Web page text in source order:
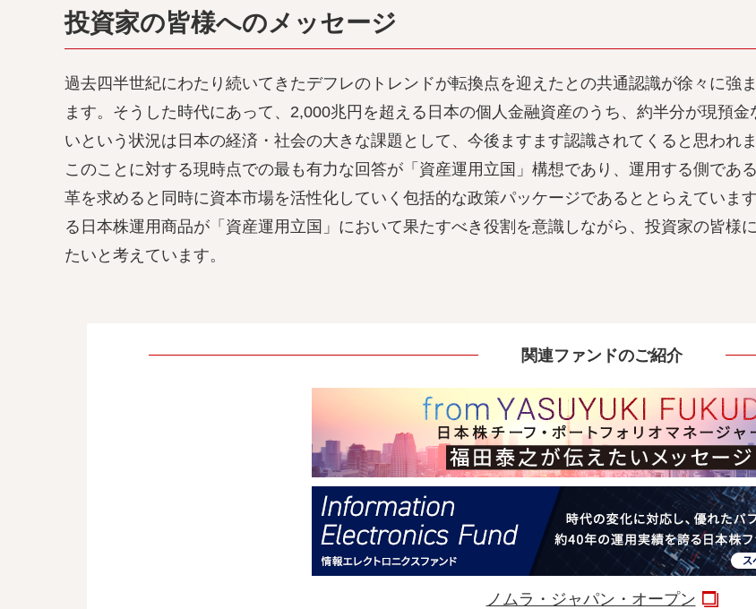
投資家の皆様へのメッセージ
過去四半世紀にわたり続いてきたデフレのトレンドが転換点を迎えたとの共通認識が徐々に強
ます。そうした時代にあって、2,000兆円を超える日本の個人金融資産のうち、約半分が現預
いという状況は日本の経済・社会の大きな課題として、今後ますます認識されてくると思われま
このことに対する現時点での最も有力な回答が「資産運用立国」構想であり、運用する側であ
革を求めると同時に資本市場を活性化していく包括的な政策パッケージであるととらえていま
る日本株運用商品が「資産運用立国」において果たすべき役割を意識しながら、投資家の皆様
たいと考えています。
関連ファンドのご紹介
ノムラ・ジャパン・オープン